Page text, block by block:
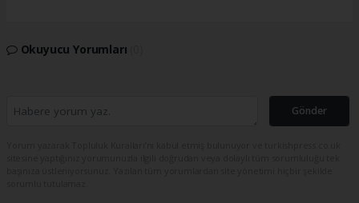
Okuyucu Yorumları
Gönder